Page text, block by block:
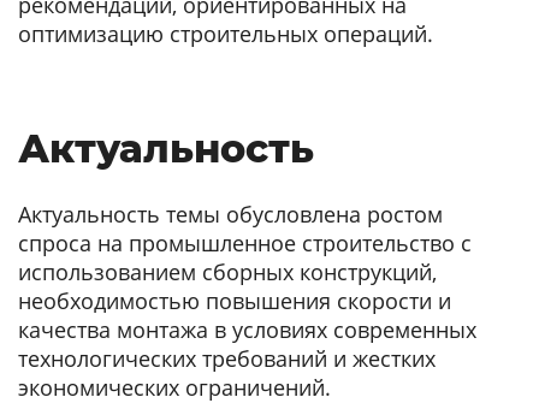
оптимизацию строительных операций.
Актуальность
Актуальность темы обусловлена ростом
спроса на промышленное строительство с
использованием сборных конструкций,
необходимостью повышения скорости и
качества монтажа в условиях современных
технологических требований и жестких
экономических ограничений.